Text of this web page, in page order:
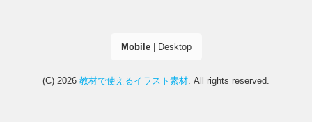
Mobile| Desktop
(C) 2026 教材で使えるイラスト素材. All rights reserved.